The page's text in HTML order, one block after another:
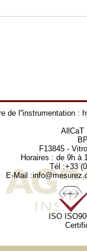
de l''instrumentation :
AllCaT
F13845 -
Horaires : de 9h à
Tél :+33
E-Mail :
ISO